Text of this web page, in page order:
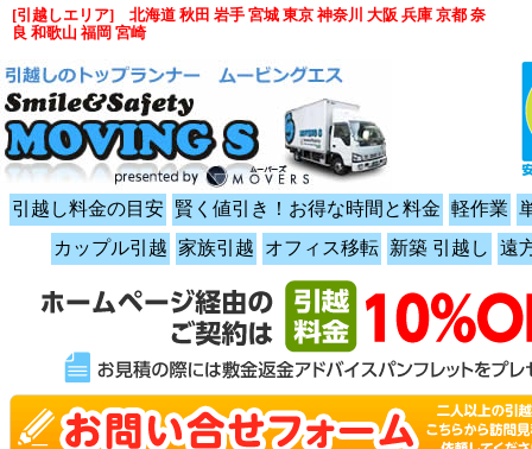
引越し料金の目安 賢く値引き！お得な時間と料金 軽作業
カップル引越 家族引越 オフィス移転 新築 引越し 遠
[引越しエリア] 北海道 秋田 岩手 宮城 東京 神奈川 大阪 兵庫 京都 奈
良 和歌山 福岡 宮崎